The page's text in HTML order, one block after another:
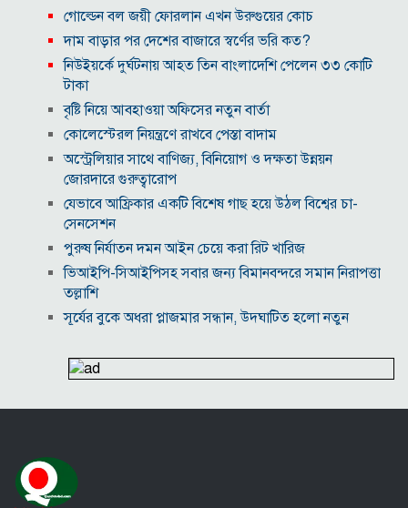
গোল্ডেন বল জয়ী ফোরলান এখন উরুগুয়ের কোচ
দাম বাড়ার পর দেশের বাজারে স্বর্ণের ভরি কত?
নিউইয়র্কে দুর্ঘটনায় আহত তিন বাংলাদেশি পেলেন ৩৩ কোটি
টাকা
বৃষ্টি নিয়ে আবহাওয়া অফিসের নতুন বার্তা
কোলেস্টেরল নিয়ন্ত্রণে রাখবে পেস্তা বাদাম
অস্ট্রেলিয়ার সাথে বাণিজ্য, বিনিয়োগ ও দক্ষতা উন্নয়ন
জোরদারে গুরুত্বারোপ
যেভাবে আফ্রিকার একটি বিশেষ গাছ হয়ে উঠল বিশ্বের চা-
সেনসেশন
পুরুষ নির্যাতন দমন আইন চেয়ে করা রিট খারিজ
ভিআইপি-সিআইপিসহ সবার জন্য বিমানবন্দরে সমান নিরাপত্তা
তল্লাশি
সূর্যের বুকে অধরা প্লাজমার সন্ধান, উদ্ঘাটিত হলো নতুন
উপমহাদেশের প্রভাবশালী ১০ সুফি সাধক
কোটি টাকার মৃত্যু ভাতার লোভে সেনাদের বিয়ে, সামনে
পারমাণবিক পরিস্থিতি কি?
বাংলাদেশি টাকায় আজকের মুদ্রা বিনিময় হার